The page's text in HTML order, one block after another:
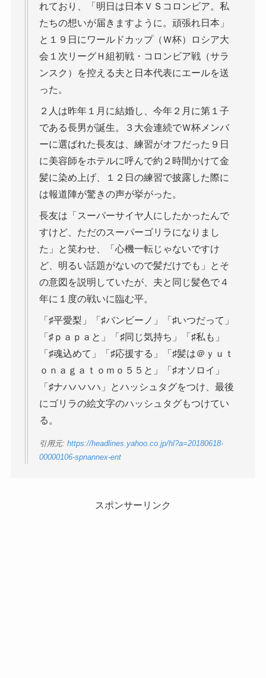
れており、「明日は日本ＶＳコロンビア。私
たちの想いが届きますように。頑張れ日本」
と１９日にワールドカップ（Ｗ杯）ロシア大
会１次リーグＨ組初戦・コロンビア戦（サラ
ンスク）を控える夫と日本代表にエールを送
った。
２人は昨年１月に結婚し、今年２月に第１子
である長男が誕生。３大会連続でＷ杯メンバ
ーに選ばれた長友は、練習がオフだった９日
に美容師をホテルに呼んで約２時間かけて金
髪に染め上げ、１２日の練習で披露した際に
は報道陣が驚きの声が挙がった。
長友は「スーパーサイヤ人にしたかったんで
すけど、ただのスーパーゴリラになりまし
た」と笑わせ、「心機一転じゃないですけ
ど、明るい話題がないので髪だけでも」とそ
の意図を説明していたが、夫と同じ髪色で４
年に１度の戦いに臨む平。
「♯平愛梨」「♯バンビーノ」「♯いつだって」
「♯ｐａｐａと」「♯同じ気持ち」「♯私も」
「♯魂込めて」「♯応援する」「♯髪は＠ｙｕｔ
ｏｎａｇａｔｏｍｏ５５と」「♯オソロイ」
「♯ナハハハハ」とハッシュタグをつけ、最後
にゴリラの絵文字のハッシュタグもつけてい
る。
引用元: https://headlines.yahoo.co.jp/hl?a=20180618-
00000106-spnannex-ent
スポンサーリンク